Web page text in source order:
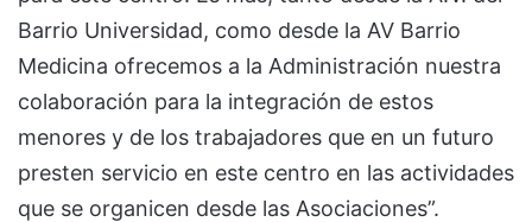
Barrio Universidad, como desde la AV Barrio
Medicina ofrecemos a la Administración nuestra
colaboración para la integración de estos
menores y de los trabajadores que en un futuro
presten servicio en este centro en las actividades
que se organicen desde las Asociaciones”.